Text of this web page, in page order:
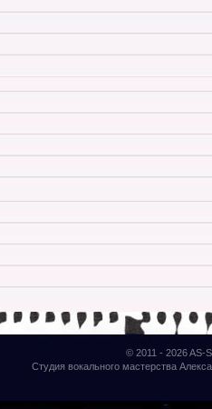
© 2011 - 2026AS-
Студия вокального мастерства